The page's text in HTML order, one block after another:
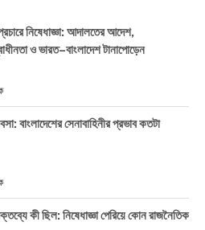
নিষেধাজ্ঞা: আদালতের আদেশ,
ও ভারত–বাংলাদেশ টানাপোড়েন
বাংলাদেশের সেনাবাহিনীর প্রভাব কতটা
কী ছিল: নিষেধাজ্ঞা পেরিয়ে কোন রাজনৈতিক